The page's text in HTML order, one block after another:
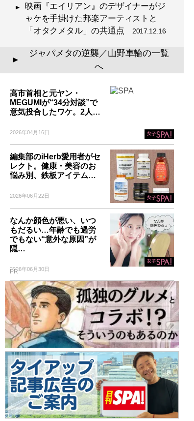
映画『エイリアン』のデザイナーがジ
ャケを手掛けた邦楽アーティストと
「オタクメタル」の共通点2017.12.16
▲
ジャパメタの逆襲／山野車輪の一覧
へ
高市首相と元ヤン・
MEGUMIが“34分対談”で
意気投合したワケ。2人…
2026年04月16日
編集部のiHerb愛用者がセ
レクト。健康・美容のお
悩み別、鉄板アイテム…
2026年06月22日
なんか顔色が悪い、いつ
もだるい…年齢でも過労
でもない“意外な原因”が
隠…
2026年06月30日
PR